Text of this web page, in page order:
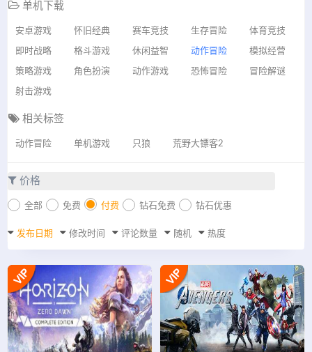
单机下载
安卓游戏 怀旧经典 赛车竞技 生存冒险 体育竞技
即时战略 格斗游戏 休闲益智 动作冒险 模拟经营
策略游戏 角色扮演 动作游戏 恐怖冒险 冒险解谜
射击游戏
相关标签
动作冒险 单机游戏 只狼 荒野大镖客2
价格
全部 免费 付费 钻石免费 钻石优惠
发布日期 修改时间 评论数量 随机 热度